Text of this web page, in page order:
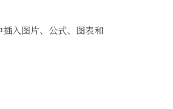
入图片、公式、图表和